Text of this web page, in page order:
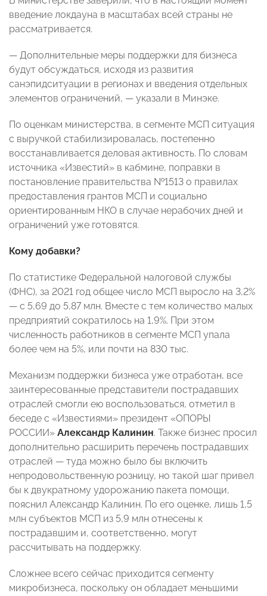
введение локдауна в масштабах всей страны не
рассматривается.
— Дополнительные меры поддержки для бизнеса
будут обсуждаться, исходя из развития
санэпидситуации в регионах и введения отдельных
элементов ограничений, — указали в Минэке.
По оценкам министерства, в сегменте МСП ситуация
с выручкой стабилизировалась, постепенно
восстанавливается деловая активность. По словам
источника «Известий» в кабмине, поправки в
постановление правительства №1513 о правилах
предоставления грантов МСП и социально
ориентированным НКО в случае нерабочих дней и
ограничений уже готовятся.
Кому добавки?
По статистике Федеральной налоговой службы
(ФНС), за 2021 год общее число МСП выросло на 3,2%
— с 5,69 до 5,87 млн. Вместе с тем количество малых
предприятий сократилось на 1,9%. При этом
численность работников в сегменте МСП упала
более чем на 5%, или почти на 830 тыс.
Механизм поддержки бизнеса уже отработан, все
заинтересованные представители пострадавших
отраслей смогли ею воспользоваться, отметил в
беседе с «Известиями» президент «ОПОРЫ
РОССИИ» Александр Калинин. Также бизнес просил
дополнительно расширить перечень пострадавших
отраслей — туда можно было бы включить
непродовольственную розницу, но такой шаг привел
бы к двукратному удорожанию пакета помощи,
пояснил Александр Калинин. По его оценке, лишь 1,5
млн субъектов МСП из 5,9 млн отнесены к
пострадавшим и, соответственно, могут
рассчитывать на поддержку.
Сложнее всего сейчас приходится сегменту
микробизнеса, поскольку он обладает меньшими